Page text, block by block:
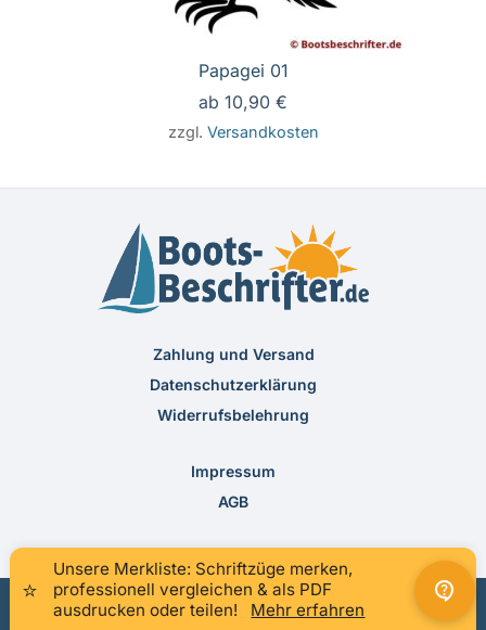
Papagei 01
ab 10,90 €
zzgl. Versandkosten
Zahlung und Versand
Datenschutzerklärung
Widerrufsbelehrung
Impressum
AGB
⭐
Unsere Merkliste: Schriftzüge merken,
professionell vergleichen & als PDF
ausdrucken oder teilen!
Mehr erfahren
×